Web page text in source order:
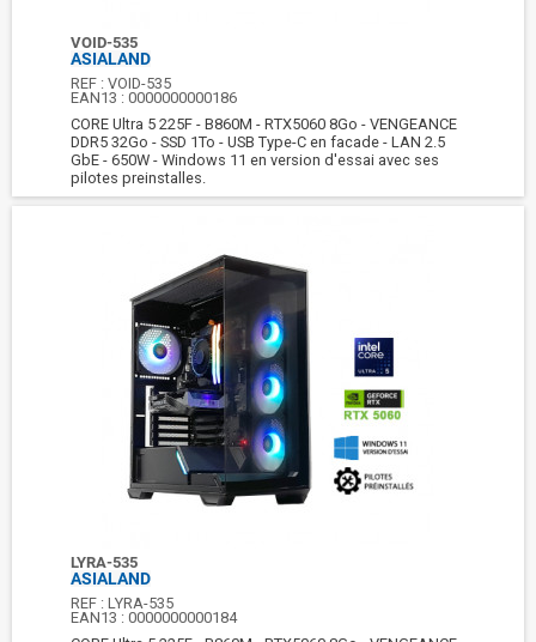
VOID-535
ASIALAND
REF :VOID-535
EAN13 :0000000000186
CORE Ultra 5 225F - B860M - RTX5060 8Go - VENGEANCE
DDR5 32Go - SSD 1To - USB Type-C en facade - LAN 2.5
GbE - 650W - Windows 11 en version d'essai avec ses
pilotes preinstalles.
LYRA-535
ASIALAND
REF :LYRA-535
EAN13 :0000000000184